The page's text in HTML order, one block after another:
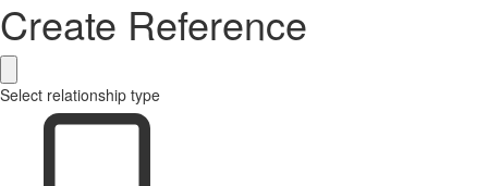
Create Reference
Select relationship type